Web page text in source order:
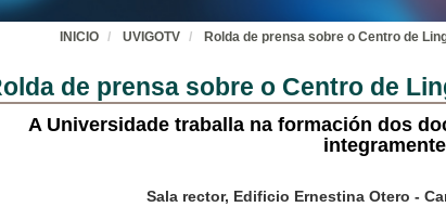
INICIO UVIGOTV Rolda de prensa sobre o Centro de
de prensa sobre o Centro de
A Universidade traballa na formación dos
Sala rector, Edificio Ernestina Otero -